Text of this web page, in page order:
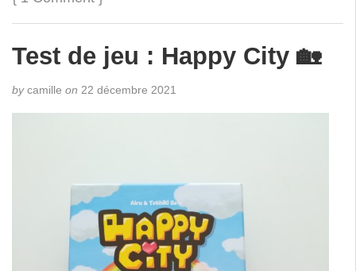
Test de jeu : Happy City 🏡
bycamille on 22 décembre 2021